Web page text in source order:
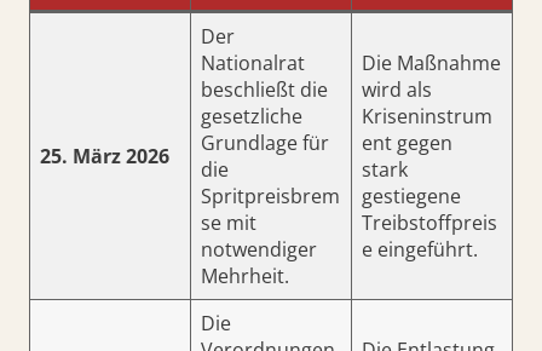
25. März 2026
Der
Nationalrat
beschließt die
gesetzliche
Grundlage für
die
Spritpreisbrem
se mit
notwendiger
Mehrheit.
Die Maßnahme
wird als
Kriseninstrum
ent gegen
stark
gestiegene
Treibstoffpreis
e eingeführt.
Die